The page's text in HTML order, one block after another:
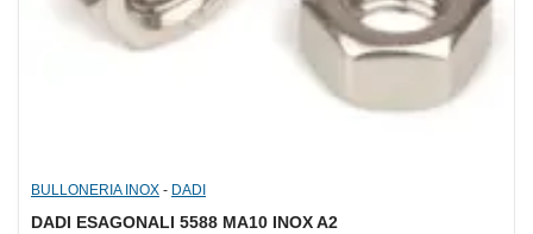
BULLONERIA INOX - DADI
DADI ESAGONALI 5588 MA10 INOX A2